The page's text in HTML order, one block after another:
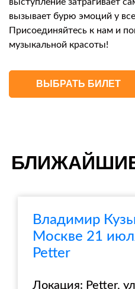
вызывает бурю эмоций у
Присоединяйтесь к нам и
музыкальной красоты!
ВЫБРАТЬ БИЛЕТ
Владимир
Москве 21
Petter
Локация: Petter,